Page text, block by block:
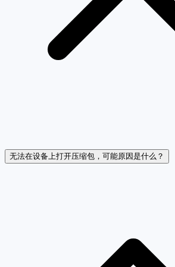
无法在设备上打开压缩包，可能原因是什么？